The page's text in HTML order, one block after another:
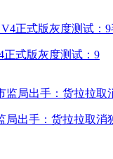
正式版灰度测试：9
局出手：货拉拉取消